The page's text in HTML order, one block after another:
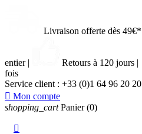
Livraison offerte dès 49€*
entier | Retours à 120 jours |
fois
Service client : +33 (0)1 64 96 20 20
 Mon compte
shopping_cart Panier (0)
